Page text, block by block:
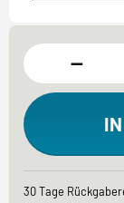
-
30 Tage